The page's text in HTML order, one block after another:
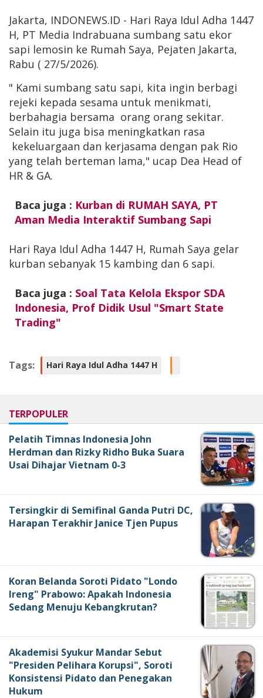
Jakarta, INDONEWS.ID - Hari Raya Idul Adha 1447
H, PT Media Indrabuana sumbang satu ekor
sapi lemosin ke Rumah Saya, Pejaten Jakarta,
Rabu ( 27/5/2026).
" Kami sumbang satu sapi, kita ingin berbagi
rejeki kepada sesama untuk menikmati,
berbahagia bersama orang orang sekitar.
Selain itu juga bisa meningkatkan rasa
kekeluargaan dan kerjasama dengan pak Rio
yang telah berteman lama," ucap Dea Head of
HR & GA.
Baca juga : Kurban di RUMAH SAYA, PT
Aman Media Interaktif Sumbang Sapi
Hari Raya Idul Adha 1447 H, Rumah Saya gelar
kurban sebanyak 15 kambing dan 6 sapi.
Baca juga : Soal Tata Kelola Ekspor SDA
Indonesia, Prof Didik Usul "Smart State
Trading"
Tags: Hari Raya Idul Adha 1447 H
TERPOPULER
Pelatih Timnas Indonesia John
Herdman dan Rizky Ridho Buka Suara
Usai Dihajar Vietnam 0-3
Tersingkir di Semifinal Ganda Putri DC,
Harapan Terakhir Janice Tjen Pupus
Koran Belanda Soroti Pidato "Londo
Ireng" Prabowo: Apakah Indonesia
Sedang Menuju Kebangkrutan?
Akademisi Syukur Mandar Sebut
"Presiden Pelihara Korupsi", Soroti
Konsistensi Pidato dan Penegakan
Hukum